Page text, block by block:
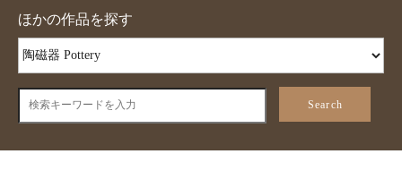
ほかの作品を探す
Search